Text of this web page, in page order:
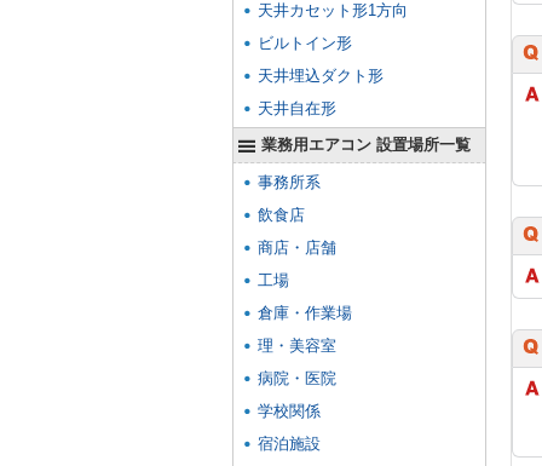
天井カセット形1方向
ビルトイン形
天井埋込ダクト形
天井自在形
業務用エアコン 設置場所一覧
事務所系
飲食店
商店・店舗
工場
倉庫・作業場
理・美容室
病院・医院
学校関係
宿泊施設